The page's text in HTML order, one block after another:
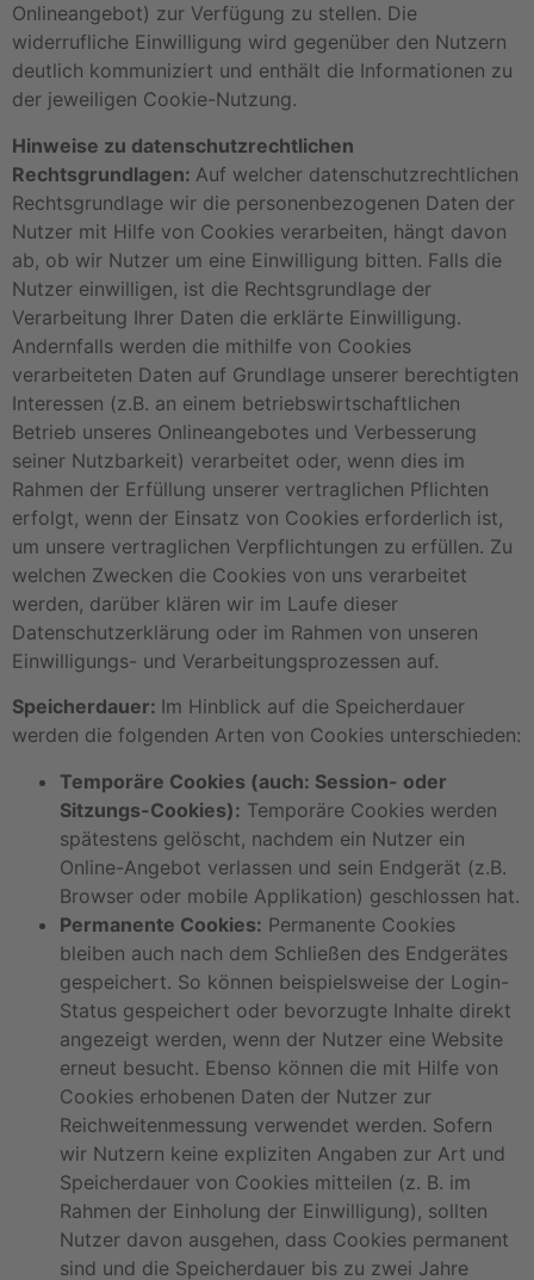
Onlineangebot) zur Verfügung zu stellen. Die
widerrufliche Einwilligung wird gegenüber den Nutzern
deutlich kommuniziert und enthält die Informationen zu
der jeweiligen Cookie-Nutzung.
Hinweise zu datenschutzrechtlichen
Rechtsgrundlagen: Auf welcher datenschutzrechtlichen
Rechtsgrundlage wir die personenbezogenen Daten der
Nutzer mit Hilfe von Cookies verarbeiten, hängt davon
ab, ob wir Nutzer um eine Einwilligung bitten. Falls die
Nutzer einwilligen, ist die Rechtsgrundlage der
Verarbeitung Ihrer Daten die erklärte Einwilligung.
Andernfalls werden die mithilfe von Cookies
verarbeiteten Daten auf Grundlage unserer berechtigten
Interessen (z.B. an einem betriebswirtschaftlichen
Betrieb unseres Onlineangebotes und Verbesserung
seiner Nutzbarkeit) verarbeitet oder, wenn dies im
Rahmen der Erfüllung unserer vertraglichen Pflichten
erfolgt, wenn der Einsatz von Cookies erforderlich ist,
um unsere vertraglichen Verpflichtungen zu erfüllen. Zu
welchen Zwecken die Cookies von uns verarbeitet
werden, darüber klären wir im Laufe dieser
Datenschutzerklärung oder im Rahmen von unseren
Einwilligungs- und Verarbeitungsprozessen auf.
Speicherdauer: Im Hinblick auf die Speicherdauer
werden die folgenden Arten von Cookies unterschieden:
Temporäre Cookies (auch: Session- oder
Sitzungs-Cookies): Temporäre Cookies werden
spätestens gelöscht, nachdem ein Nutzer ein
Online-Angebot verlassen und sein Endgerät (z.B.
Browser oder mobile Applikation) geschlossen hat.
Permanente Cookies: Permanente Cookies
bleiben auch nach dem Schließen des Endgerätes
gespeichert. So können beispielsweise der Login-
Status gespeichert oder bevorzugte Inhalte direkt
angezeigt werden, wenn der Nutzer eine Website
erneut besucht. Ebenso können die mit Hilfe von
Cookies erhobenen Daten der Nutzer zur
Reichweitenmessung verwendet werden. Sofern
wir Nutzern keine expliziten Angaben zur Art und
Speicherdauer von Cookies mitteilen (z. B. im
Rahmen der Einholung der Einwilligung), sollten
Nutzer davon ausgehen, dass Cookies permanent
sind und die Speicherdauer bis zu zwei Jahre